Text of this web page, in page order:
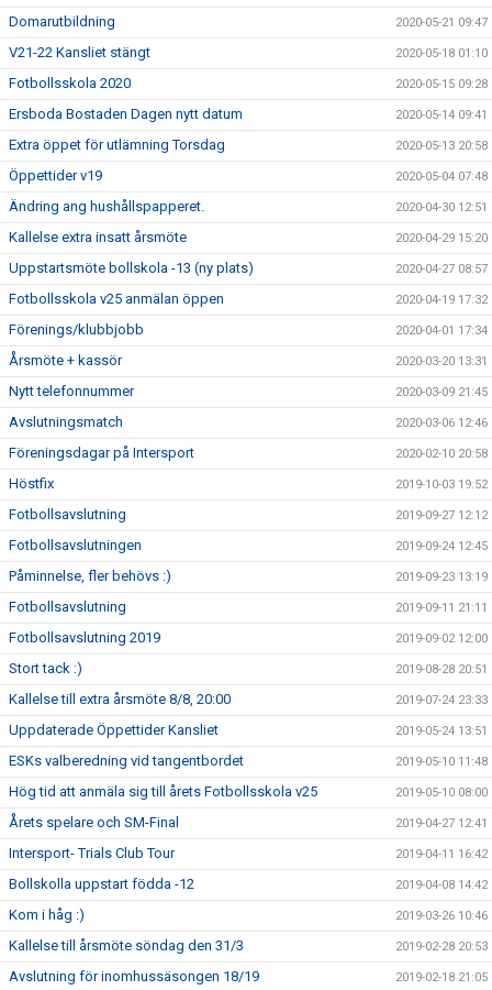
Domarutbildning 2020-05-21 09:47
V21-22 Kansliet stängt 2020-05-18 01:10
Fotbollsskola 2020 2020-05-15 09:28
Ersboda Bostaden Dagen nytt datum 2020-05-14 09:41
Extra öppet för utlämning Torsdag 2020-05-13 20:58
Öppettider v19 2020-05-04 07:48
Ändring ang hushållspapperet. 2020-04-30 12:51
Kallelse extra insatt årsmöte 2020-04-29 15:20
Uppstartsmöte bollskola -13 (ny plats) 2020-04-27 08:57
Fotbollsskola v25 anmälan öppen 2020-04-19 17:32
Förenings/klubbjobb 2020-04-01 17:34
Årsmöte + kassör 2020-03-20 13:31
Nytt telefonnummer 2020-03-09 21:45
Avslutningsmatch 2020-03-06 12:46
Föreningsdagar på Intersport 2020-02-10 20:58
Höstfix 2019-10-03 19:52
Fotbollsavslutning 2019-09-27 12:12
Fotbollsavslutningen 2019-09-24 12:45
Påminnelse, fler behövs :) 2019-09-23 13:19
Fotbollsavslutning 2019-09-11 21:11
Fotbollsavslutning 2019 2019-09-02 12:00
Stort tack :) 2019-08-28 20:51
Kallelse till extra årsmöte 8/8, 20:00 2019-07-24 23:33
Uppdaterade Öppettider Kansliet 2019-05-24 13:51
ESKs valberedning vid tangentbordet 2019-05-10 11:48
Hög tid att anmäla sig till årets Fotbollsskola v25 2019-05-10 08:00
Årets spelare och SM-Final 2019-04-27 12:41
Intersport- Trials Club Tour 2019-04-11 16:42
Bollskolla uppstart födda -12 2019-04-08 14:42
Kom i håg :) 2019-03-26 10:46
Kallelse till årsmöte söndag den 31/3 2019-02-28 20:53
Avslutning för inomhussäsongen 18/19 2019-02-18 21:05